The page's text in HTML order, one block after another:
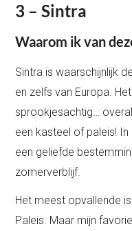
3 – Sintra
Waarom ik van
Sintra is waarschijnlijk
en zelfs van Europa.
sprookjesachtig…
een kasteel of paleis!
een geliefde
zomerverblijf.
Het meest opvallende
Paleis. Maar mijn